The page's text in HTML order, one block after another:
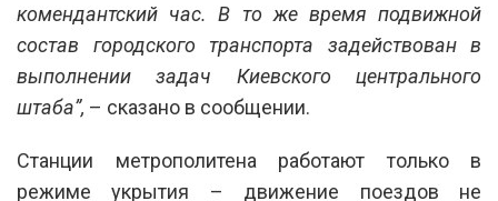
комендантский час. В то же время подвижной
состав городского транспорта задействован в
выполнении задач Киевского центрального
штаба”, – сказано в сообщении.
Станции метрополитена работают только в
режиме укрытия – движение поездов не